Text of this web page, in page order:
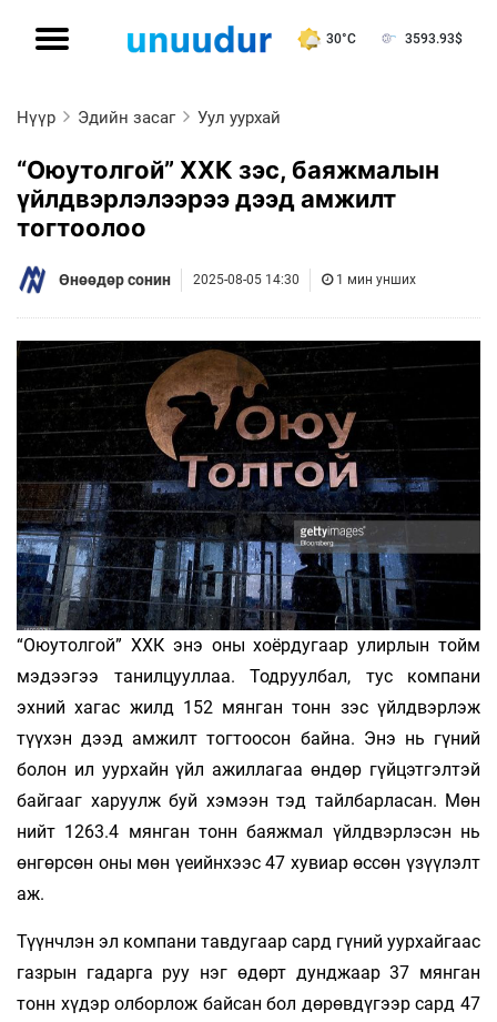
30°C 3593.93$
Нүүр Эдийн засаг Уул уурхай
“Оюутолгой” ХХК зэс, баяжмалын
үйлдвэрлэлээрээ дээд амжилт
тогтоолоо
Өнөөдөр сонин 2025-08-05 14:30 1 мин унших
“Оюутолгой” ХХК энэ оны хоёрдугаар улирлын тойм
мэдээгээ танилцууллаа. Тодруулбал, тус компани
эхний хагас жилд 152 мянган тонн зэс үйлдвэрлэж
түүхэн дээд амжилт тогтоосон байна. Энэ нь гүний
болон ил уурхайн үйл ажиллагаа өндөр гүйцэтгэлтэй
байгааг харуулж буй хэмээн тэд тайлбарласан. Мөн
нийт 1263.4 мянган тонн баяжмал үйлдвэрлэсэн нь
өнгөрсөн оны мөн үеийнхээс 47 хувиар өссөн үзүүлэлт
аж.
Түүнчлэн эл компани тавдугаар сард гүний уурхайгаас
газрын гадарга руу нэг өдөрт дунджаар 37 мянган
тонн хүдэр олборлож байсан бол дөрөвдүгээр сард 47